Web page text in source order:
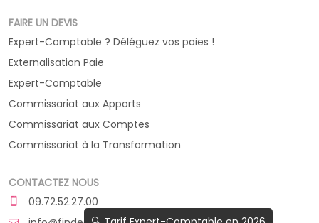
FAIRE UN DEVIS
Expert-Comptable ? Déléguez vos paies !
Externalisation Paie
Expert-Comptable
Commissariat aux Apports
Commissariat aux Comptes
Commissariat à la Transformation
CONTACTEZ NOUS
09.72.52.27.00